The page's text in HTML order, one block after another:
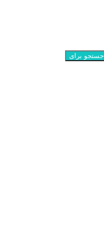
جستجو برای